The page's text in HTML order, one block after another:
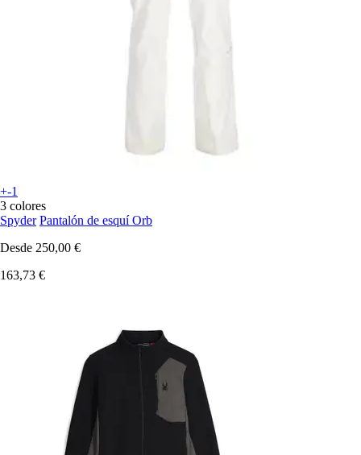
+-1
3 colores
Spyder Pantalón de esquí Orb
Desde 250,00 €
163,73 €